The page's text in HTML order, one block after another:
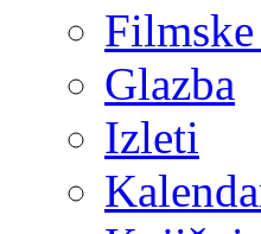
Glazba
Izleti